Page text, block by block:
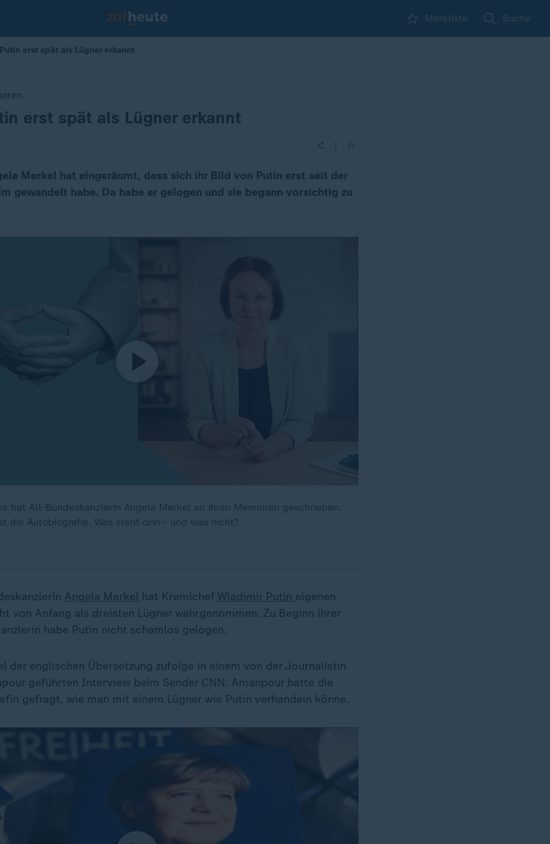
Merkliste Suche
erst spät als Lügner erkannt
erst spät als Lügner erkannt
Merkel hat eingeräumt, dass sich ihr Bild von Putin erst seit der
gewandelt habe. Da habe er gelogen und sie begann vorsichtig zu
hat Alt-Bundeskanzlerin Angela Merkel an ihren Memoiren geschrieben.
die Autobiografie. Was steht drin - und was nicht?
Angela Merkel hat Kremlchef Wladimir Putin eigenen
von Anfang als dreisten Lügner wahrgenommen. Zu Beginn ihrer
habe Putin nicht schamlos gelogen.
der englischen Übersetzung zufolge in einem von der Journalistin
geführten Interview beim Sender CNN. Amanpour hatte die
gefragt, wie man mit einem Lügner wie Putin verhandeln könne.